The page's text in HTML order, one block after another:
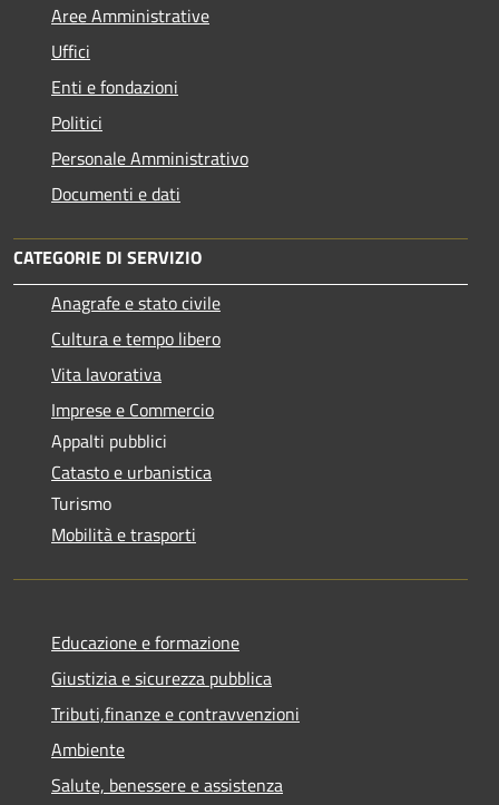
Aree Amministrative
Uffici
Enti e fondazioni
Politici
Personale Amministrativo
Documenti e dati
CATEGORIE DI SERVIZIO
Anagrafe e stato civile
Cultura e tempo libero
Vita lavorativa
Imprese e Commercio
Appalti pubblici
Catasto e urbanistica
Turismo
Mobilità e trasporti
Educazione e formazione
Giustizia e sicurezza pubblica
Tributi,finanze e contravvenzioni
Ambiente
Salute, benessere e assistenza